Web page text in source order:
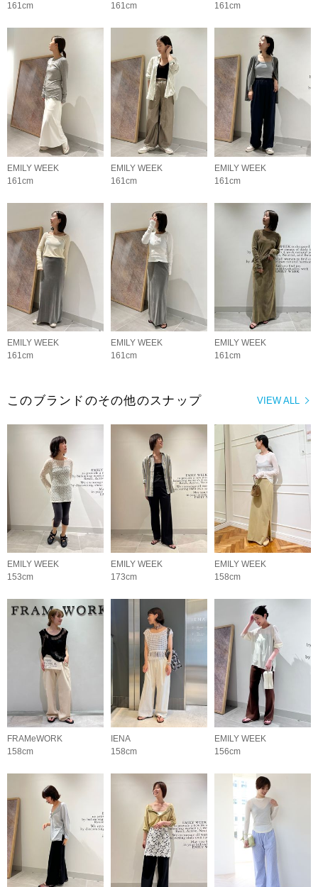
161cm
161cm
161cm
EMILY WEEK
161cm
EMILY WEEK
161cm
EMILY WEEK
161cm
EMILY WEEK
161cm
EMILY WEEK
161cm
EMILY WEEK
161cm
VIEW ALL
このブランドのその他のスナップ
EMILY WEEK
153cm
EMILY WEEK
173cm
EMILY WEEK
158cm
FRAMeWORK
158cm
IENA
158cm
EMILY WEEK
156cm